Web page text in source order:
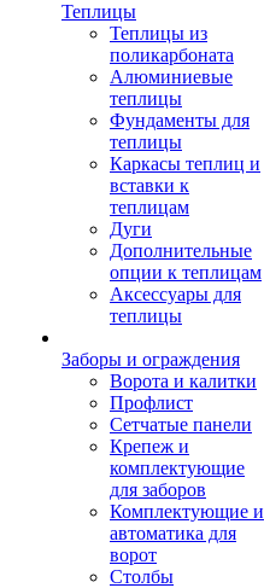
Теплицы
Теплицы из
поликарбоната
Алюминиевые
теплицы
Фундаменты для
теплицы
Каркасы теплиц и
вставки к
теплицам
Дуги
Дополнительные
опции к теплицам
Аксессуары для
теплицы
Заборы и ограждения
Ворота и калитки
Профлист
Сетчатые панели
Крепеж и
комплектующие
для заборов
Комплектующие и
автоматика для
ворот
Столбы